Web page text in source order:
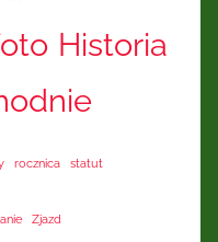
Historia
rocznica statut
Zjazd